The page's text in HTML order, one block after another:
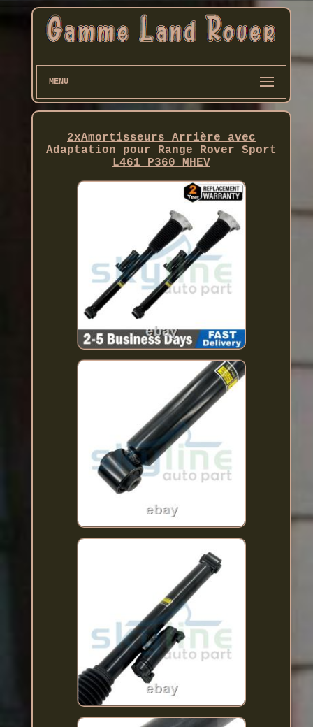
MENU
2xAmortisseurs Arrière avec
Adaptation pour Range Rover Sport
L461 P360 MHEV